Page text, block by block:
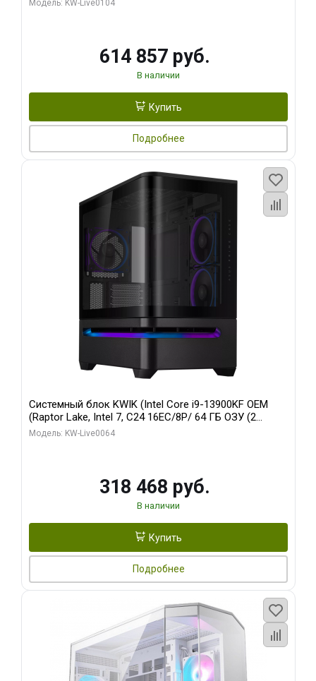
Модель: KW-Live0104
614 857 руб.
В наличии
Купить
Подробнее
Системный блок KWIK (Intel Core i9-13900KF OEM
(Raptor Lake, Intel 7, C24 16EC/8P/ 64 ГБ ОЗУ (2
модуля)/ ASUS RTX5080 PROART OC 16GB GDDR7
Модель: KW-Live0064
318 468 руб.
В наличии
Купить
Подробнее